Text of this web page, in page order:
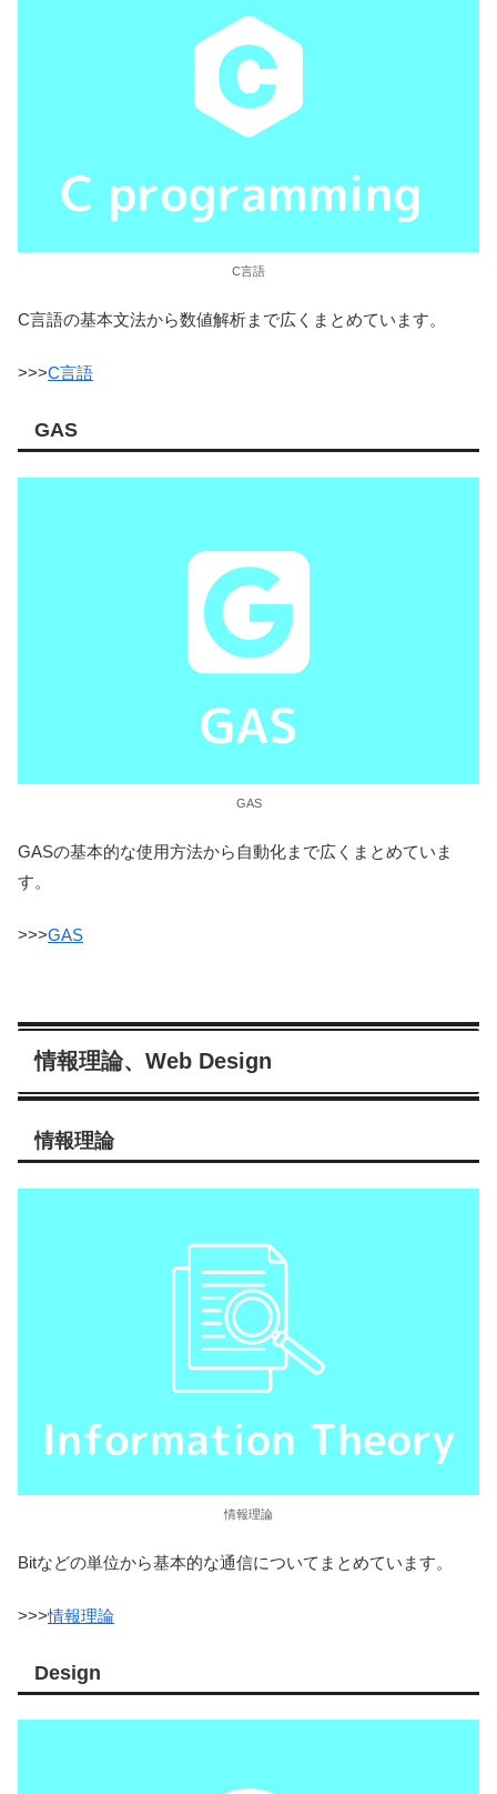
C言語
C言語の基本文法から数値解析まで広くまとめています。
>>>C言語
GAS
GAS
GASの基本的な使用方法から自動化まで広くまとめていま
す。
>>>GAS
情報理論、Web Design
情報理論
情報理論
Bitなどの単位から基本的な通信についてまとめています。
>>>情報理論
Design